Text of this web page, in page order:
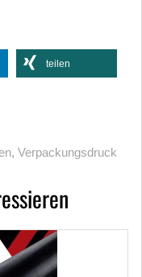
teilen
, Verpackungsdruck